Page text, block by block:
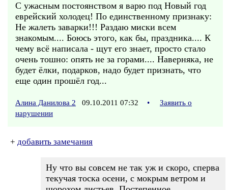
С ужасным постоянством я варю под Новый год
еврейский холодец! По единственному признаку:
Не жалеть заварки!!! Раздаю миски всем
знакомым.... Боюсь этого, как бы, праздника.... К
чему всё написала - щут его знает, просто стало
очень тошно: опять не за горами.... Наверняка, не
будет ёлки, подарков, надо будет признать, что
еще один прошёл год...
Алина Данилова 2 09.10.2011 07:32 •
Заявить о
нарушении
+ добавить замечания
Ну что вы совсем не так уж и скоро, сперва
текучая тоска осени, с мокрым ветром и